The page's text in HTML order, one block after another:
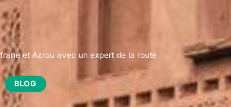
et Azrou avec un expert de la route
BLOG